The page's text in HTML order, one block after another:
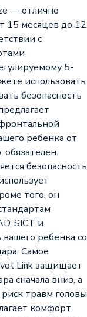
— отлично
15 месяцев до 12
с
5-
использовать
безопасность
ребенка от
обязателен.
безопасность
того, он
SICT и
вашего ребенка со
Самое
Link защищает
сначала вниз, а
травм головы
комфорт